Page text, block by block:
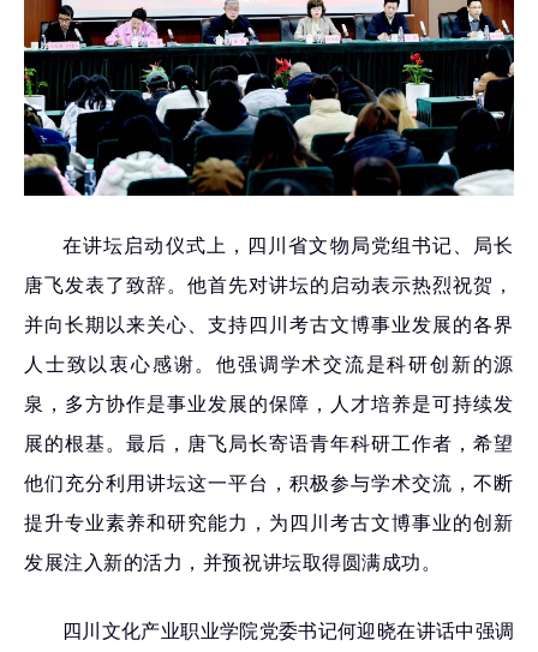
在讲坛启动仪式上，四川省文物局党组书记、局长
唐飞发表了致辞。他首先对讲坛的启动表示热烈祝贺，
并向长期以来关心、支持四川考古文博事业发展的各界
人士致以衷心感谢。他强调学术交流是科研创新的源
泉，多方协作是事业发展的保障 ，人才培养是可持续发
展的根基。最后，唐飞局长寄语青年科研工作者，希望
他们充分利用讲坛这一平台，积极参与学术交流，不断
提升专业素养和研究能力，为四川考古文博事业的创新
发展注入新的活力 ，并预祝讲坛取得圆满成功。
四川文化产业职业学院党委书记何迎晓在讲话中强调